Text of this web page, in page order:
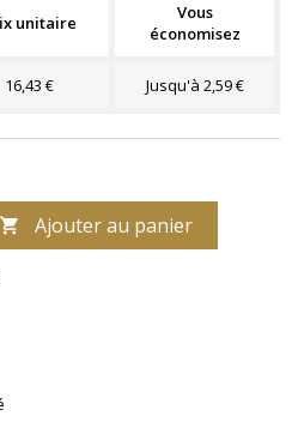
unitaire
Vous
économisez
16,43 € Jusqu'à 2,59 €
 Ajouter au panier